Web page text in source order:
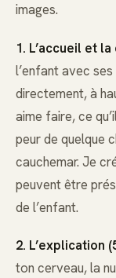
images.
1. L’accueil et
l’enfant avec
directement, à
aime faire, ce
peur de quelque
cauchemar. Je
peuvent être
de l’enfant.
2. L’explication
ton cerveau, la